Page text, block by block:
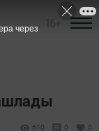
610 0 0
через